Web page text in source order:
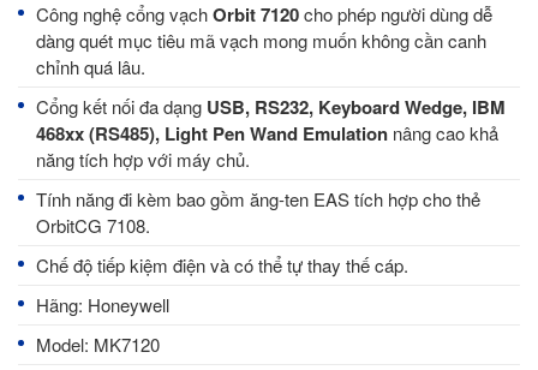
Công nghệ cổng vạchOrbit 7120cho phép người dùng dễ
dàng quét mục tiêu mã vạch mong muốn không cần canh
chỉnh quá lâu.
Cổng kết nối đa dạng USB, RS232, Keyboard Wedge, IBM
468xx (RS485), Light Pen Wand Emulation nâng cao khả
năng tích hợp với máy chủ.
Tính năng đi kèm bao gồm ăng-ten EAS tích hợp cho thẻ
OrbitCG 7108.
Chế độ tiếp kiệm điện và có thể tự thay thế cáp.
Hãng: Honeywell
Model: MK7120